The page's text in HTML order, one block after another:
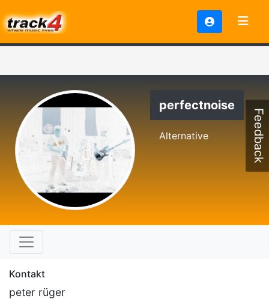
perfectnoise
Alternative
Kontakt
peter rüger
Feedback